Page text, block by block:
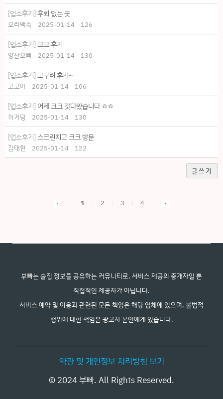
[업소후기] 후회 없는 곳
오리백숙 2025-01-14 126
[업소후기] 크크 후기
양산오빠 2025-01-14 130
[업소후기] 고구려 후기~
코코아 2025-01-14 106
[업소후기] 어제 크크 갓다왔습니다 ㅎㅎ
허거덩 2025-01-14 130
[업소후기] 스크린치고 크크 방문
김태현 2025-01-14 122
글쓰기
1 2 3 4
부빠는 술집 정보를 공유하는 커뮤니티로, 서비스 제공의 중개자일 뿐
직접적인 제공자가 아닙니다.
서비스 예약 및 이용과 관련된 모든 책임은 해당 업체에 있으며, 불법적
행위에 대한 책임은 광고자 본인에게 있습니다.
약관 및 개인정보 처리방침 보기
© 2024 부빠. All Rights Reserved.